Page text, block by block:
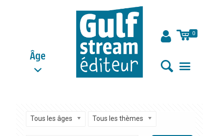
Âge
0
Tous les âges Tous les thèmes